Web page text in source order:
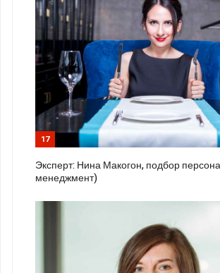
17
Эксперт: Нина Макогон, подбор
менеджмент)